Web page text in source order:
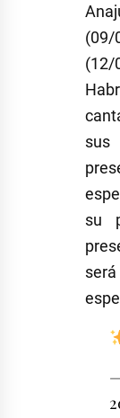
(12/
sus
su